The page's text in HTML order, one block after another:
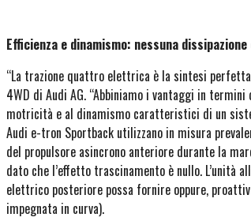
Efficienza e dinamismo: nessuna
“La trazione quattro elettrica è la sintesi
4WD di Audi AG. “Abbiniamo i vantaggi in
motricità e al dinamismo caratteristici di un
Audi e-tron Sportback utilizzano in misura
del propulsore asincrono anteriore durante la
dato che l’effetto trascinamento è nullo. L’unità
elettrico posteriore possa fornire oppure,
impegnata in curva).